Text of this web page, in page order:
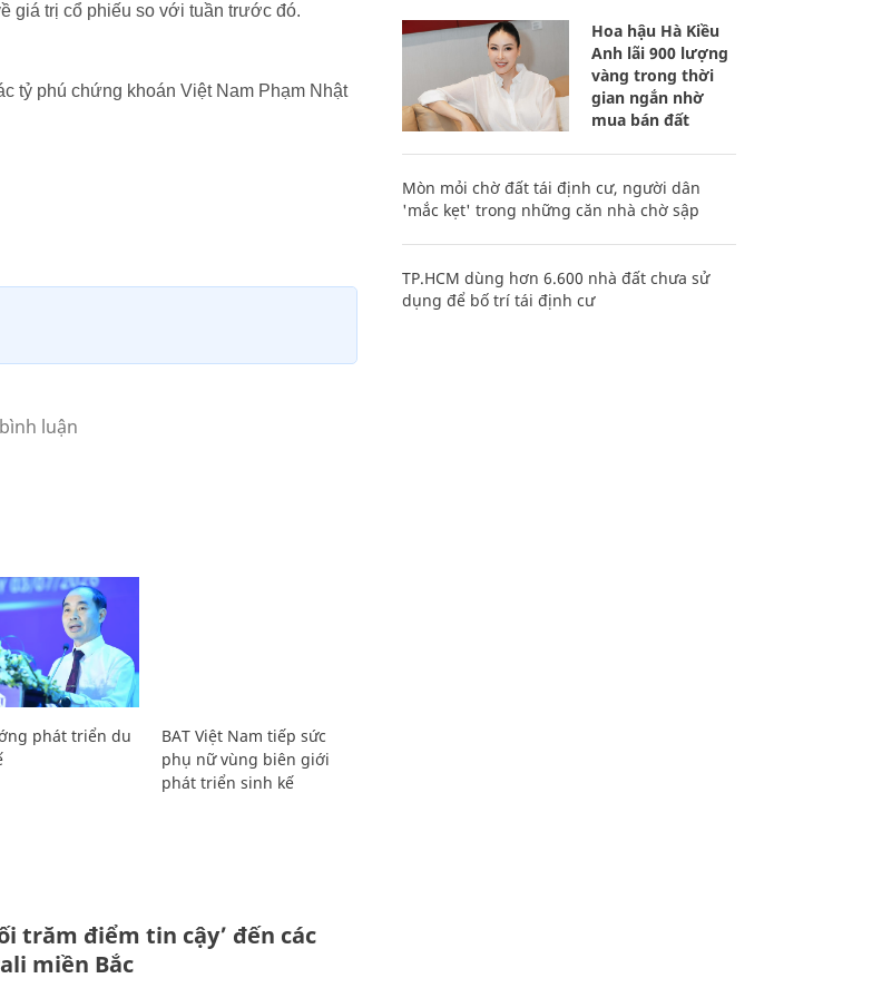
giá trị cổ phiếu so với tuần trước đó.
tỷ phú chứng khoán Việt Nam Phạm Nhật
phát triển du
BAT Việt Nam tiếp sức
phụ nữ vùng biên giới
phát triển sinh kế
trăm điểm tin cậy’ đến các
miền Bắc
Hoa hậu Hà Kiều
Anh lãi 900 lượng
vàng trong thời
gian ngắn nhờ
mua bán đất
Mòn mỏi chờ đất tái định cư, người dân
'mắc kẹt' trong những căn nhà chờ sập
TP.HCM dùng hơn 6.600 nhà đất chưa sử
dụng để bố trí tái định cư